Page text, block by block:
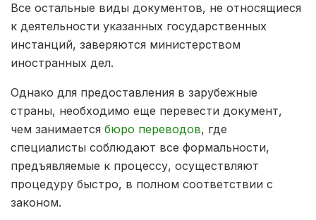
Все остальные виды документов, не относящиеся
к деятельности указанных государственных
инстанций, заверяются министерством
иностранных дел.
Однако для предоставления в зарубежные
страны, необходимо еще перевести документ,
чем занимается бюро переводов, где
специалисты соблюдают все формальности,
предъявляемые к процессу, осуществляют
процедуру быстро, в полном соответствии с
законом.